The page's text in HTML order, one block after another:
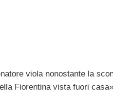
viola nonostante la
Fiorentina vista fuori